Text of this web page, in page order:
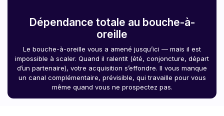
Dépendance totale au bouche-à-
oreille
Le bouche-à-oreille vous a amené jusqu’ici — mais il est
impossible à scaler. Quand il ralentit (été, conjoncture, départ
d’un partenaire), votre acquisition s’effondre. Il vous manque
un canal complémentaire, prévisible, qui travaille pour vous
même quand vous ne prospectez pas.